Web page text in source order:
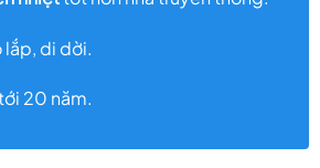
lắp, di dời.
20 năm.